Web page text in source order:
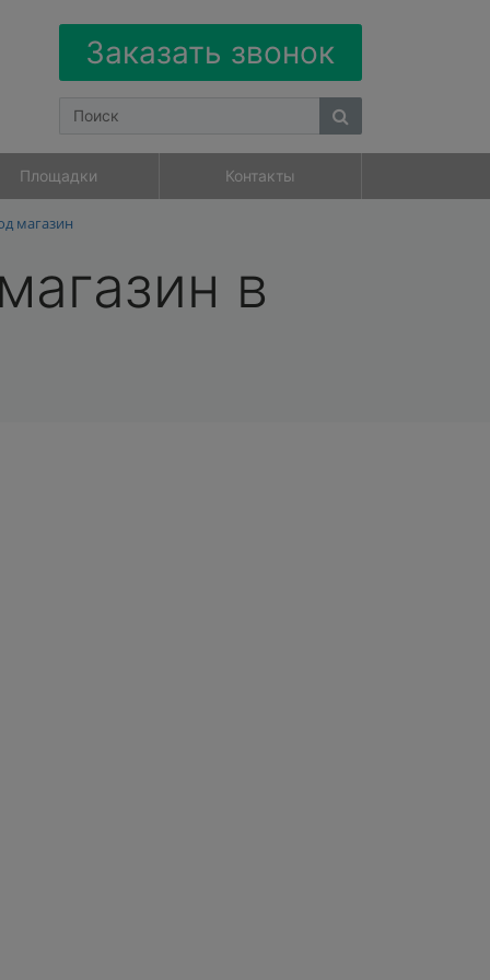
Заказать звонок
Площадки Контакты
магазин
в